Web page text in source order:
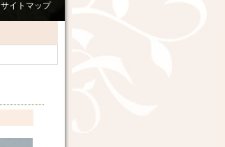
サイトマップ